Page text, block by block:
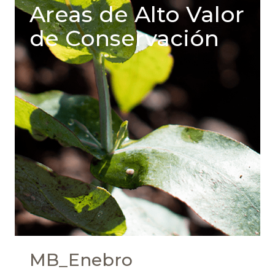
Areas de Alto Valor
de Conservación
MB_Enebro